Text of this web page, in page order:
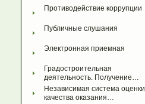
Противодействие коррупции
Публичные слушания
Электронная приемная
Градостроительная
деятельность. Получение…
Независимая система оценки
качества оказания…